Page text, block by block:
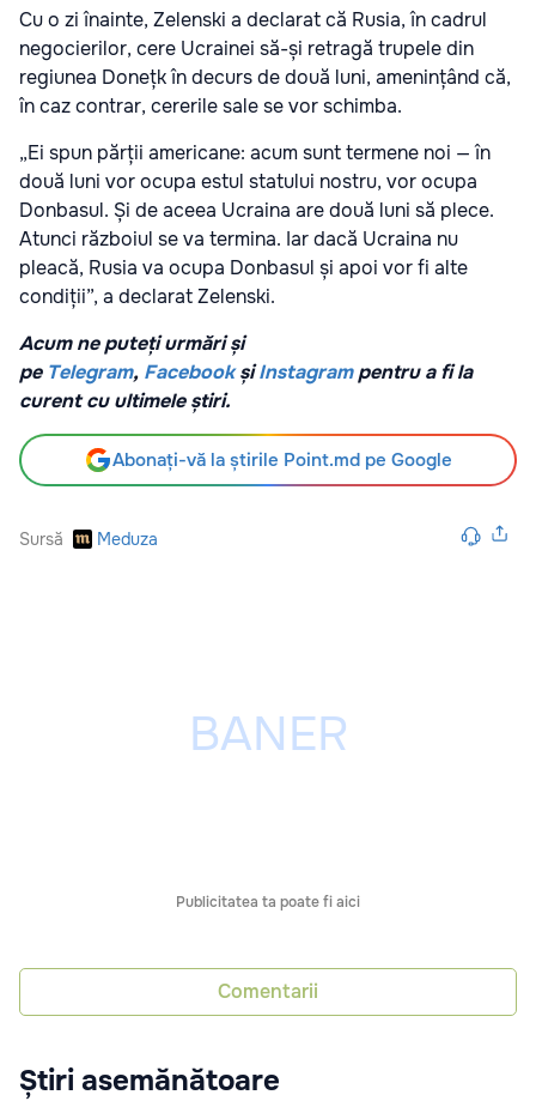
Cu o zi înainte, Zelenski a declarat că Rusia, în cadrul
negocierilor, cere Ucrainei să-și retragă trupele din
regiunea Donețk în decurs de două luni, amenințând că,
în caz contrar, cererile sale se vor schimba.
„Ei spun părții americane: acum sunt termene noi — în
două luni vor ocupa estul statului nostru, vor ocupa
Donbasul. Și de aceea Ucraina are două luni să plece.
Atunci războiul se va termina. Iar dacă Ucraina nu
pleacă, Rusia va ocupa Donbasul și apoi vor fi alte
condiții”, a declarat Zelenski.
Acum ne puteți urmări și
pe Telegram, Facebook șiInstagrampentru a fi la
curent cu ultimele știri.
Abonați-vă la știrile Point.md pe Google
Sursă Meduza
Publicitatea ta poate fi aici
Comentarii
Știri asemănătoare